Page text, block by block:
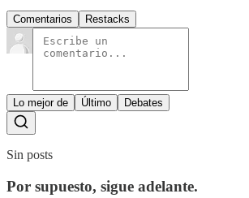
Comentarios Restacks
Lo mejor de Último Debates
Sin posts
Por supuesto, sigue adelante.